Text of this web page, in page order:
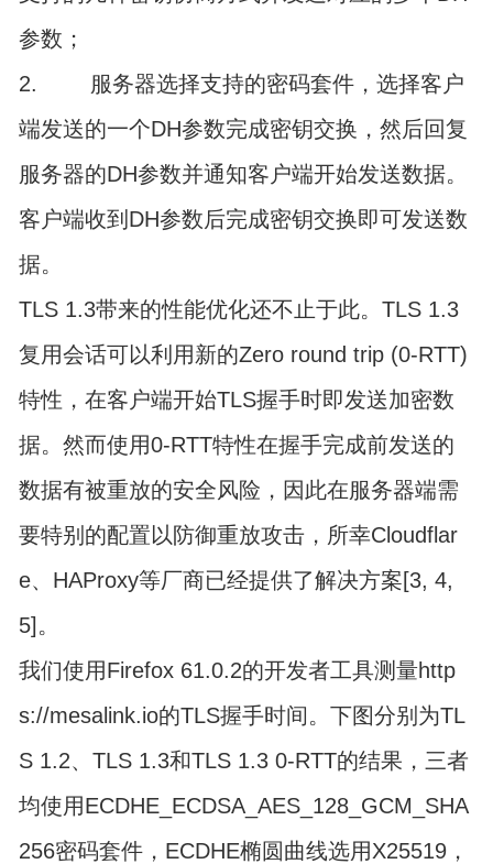
参数；
2. 服务器选择支持的密码套件，选择客户
端发送的一个DH参数完成密钥交换，然后回复
服务器的DH参数并通知客户端开始发送数据。
客户端收到DH参数后完成密钥交换即可发送数
据。
TLS 1.3带来的性能优化还不止于此。TLS 1.3
复用会话可以利用新的Zero round trip (0-RTT)
特性，在客户端开始TLS握手时即发送加密数
据。然而使用0-RTT特性在握手完成前发送的
数据有被重放的安全风险，因此在服务器端需
要特别的配置以防御重放攻击，所幸Cloudflar
e、HAProxy等厂商已经提供了解决方案[3, 4,
5]。
我们使用Firefox 61.0.2的开发者工具测量http
s://mesalink.io的TLS握手时间。下图分别为TL
S 1.2、TLS 1.3和TLS 1.3 0-RTT的结果，三者
均使用ECDHE_ECDSA_AES_128_GCM_SHA
256密码套件，ECDHE椭圆曲线选用X25519，